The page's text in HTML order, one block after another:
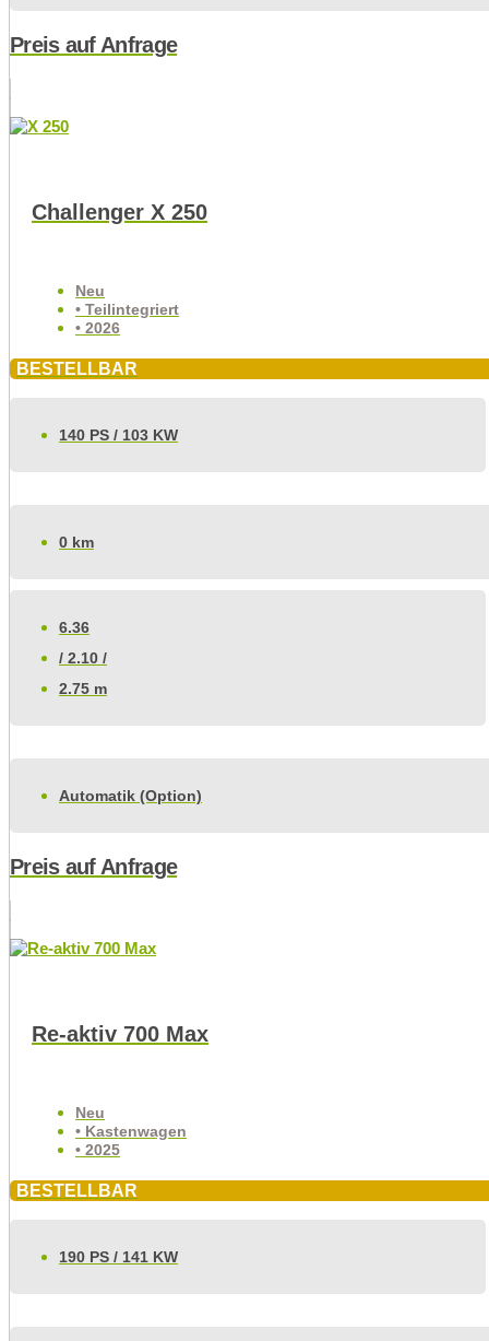
Preis auf Anfrage
Challenger X 250
Neu
• Teilintegriert
• 2026
BESTELLBAR
140 PS / 103 KW
0 km
6.36
/ 2.10 /
2.75 m
Automatik (Option)
Preis auf Anfrage
Re-aktiv 700 Max
Neu
• Kastenwagen
• 2025
BESTELLBAR
190 PS / 141 KW